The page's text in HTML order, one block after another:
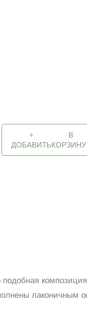
+
ДОБАВИТЬ
В
КОРЗИНУ
лаконичным